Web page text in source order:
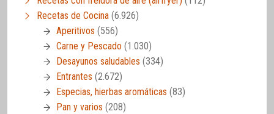
Recetas de Cocina (6.926)
Aperitivos (556)
Carne y Pescado (1.030)
Desayunos saludables (334)
Entrantes (2.672)
Especias, hierbas aromáticas (83)
Pan y varios (208)